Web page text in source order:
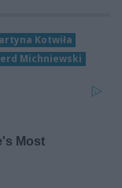
Kotwiła
Michniewski